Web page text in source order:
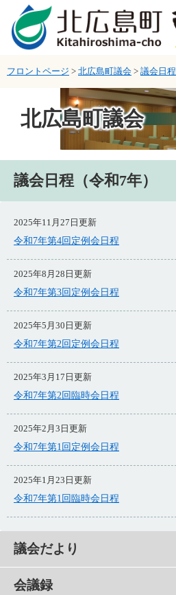
ページの先頭です。
メニューを飛ばして本文へ
フロントページ > 北広島町議会 > 議会日程
北広島町議会
議会だより
会議録
議会日程（令和7年）
2025年11月27日更新
令和7年第4回定例会日程
2025年8月28日更新
令和7年第3回定例会日程
2025年5月30日更新
令和7年第2回定例会日程
2025年3月17日更新
令和7年第2回臨時会日程
2025年2月3日更新
令和7年第1回定例会日程
2025年1月23日更新
令和7年第1回臨時会日程